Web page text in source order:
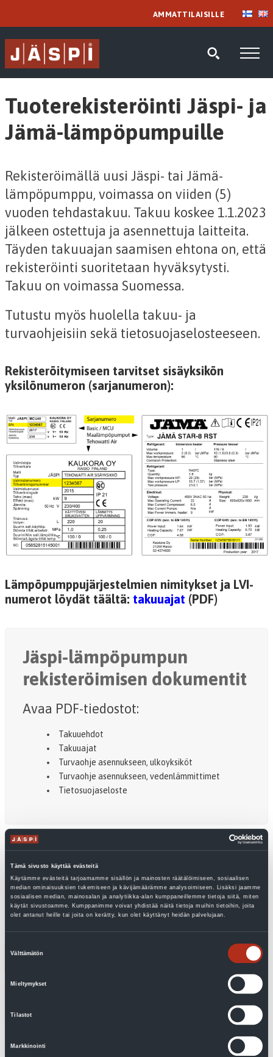
Tämä sivusto käyttää evästeitä
Käytämme evästeitä tarjoamamme sisällön ja mainosten räätälöimiseen, sosiaalisen
median ominaisuuksien tukemiseen ja kävijämäärämme analysoimiseen. Lisäksi jaamme
sosiaalisen median, mainosalan ja analytiikka-alan kumppaneillemme tietoja siitä, miten
käytät sivustoamme. Kumppanimme voivat yhdistää näitä tietoja muihin tietoihin, joita
olet antanut heille tai joita on kerätty, kun olet käyttänyt heidän palvelujaan.
Välttämätön
Mieltymykset
Tilastot
Markkinointi
AMMATTILAISILLE
Tuoterekisteröinti Jäspi- ja
Jämä-lämpöpumpuille
Rekisteröimällä uusi Jäspi- tai Jämä-
lämpöpumppu, voimassa on viiden (5)
vuoden tehdastakuu. Takuu koskee 1.1.2023
jälkeen ostettuja ja asennettuja laitteita.
Täyden takuuajan saamisen ehtona on, että
rekisteröinti suoritetaan hyväksytysti.
Takuu on voimassa Suomessa.
Tutustu myös huolella takuu- ja
turvaohjeisiin sekä tietosuojaselosteeseen.
Rekisteröitymiseen tarvitset sisäyksikön
yksilönumeron (sarjanumeron):
Lämpöpumppujärjestelmien nimitykset ja LVI-
numerot löydät täältä: takuuajat (PDF)
Jäspi-lämpöpumpun
rekisteröimisen dokumentit
Avaa PDF-tiedostot:
Takuuehdot
Takuuajat
Turvaohje asennukseen, ulkoyksiköt
Turvaohje asennukseen, vedenlämmittimet
Tietosuojaseloste
Tuoterekisteröinti
lämpöpumpulle
Suostumus